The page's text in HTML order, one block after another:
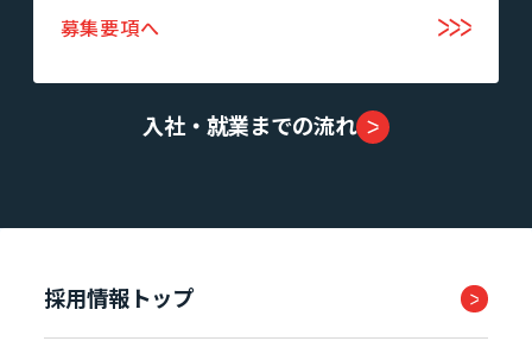
募集要項へ
入社・就業までの流れ
採用情報トップ